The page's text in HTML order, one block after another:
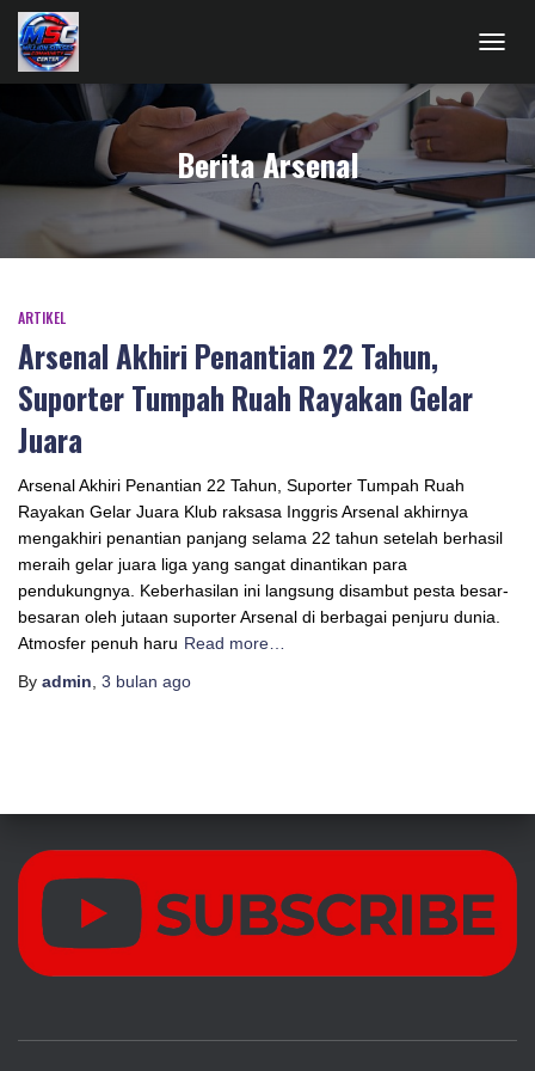
Berita Arsenal
ARTIKEL
Arsenal Akhiri Penantian 22 Tahun,
Suporter Tumpah Ruah Rayakan Gelar
Juara
Arsenal Akhiri Penantian 22 Tahun, Suporter Tumpah Ruah
Rayakan Gelar Juara Klub raksasa Inggris Arsenal akhirnya
mengakhiri penantian panjang selama 22 tahun setelah berhasil
meraih gelar juara liga yang sangat dinantikan para
pendukungnya. Keberhasilan ini langsung disambut pesta besar-
besaran oleh jutaan suporter Arsenal di berbagai penjuru dunia.
Atmosfer penuh haru Read more…
By admin 3 bulan ago